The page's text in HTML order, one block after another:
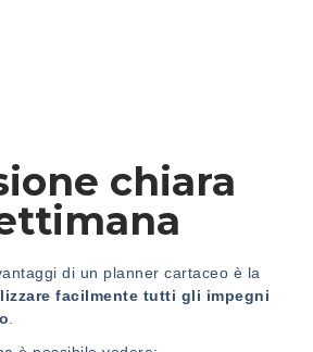
chiara
di un planner cartaceo è la
facilmente tutti gli impegni
.